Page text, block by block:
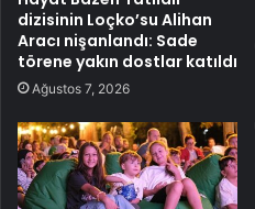
dizisinin Loçko’su Alihan
Aracı nişanlandı: Sade
törene yakın dostlar katıldı
Ağustos 7, 2026